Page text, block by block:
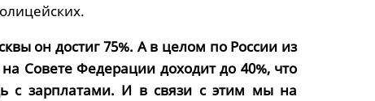
он достиг 75%. А в целом по России из
Совете Федерации доходит до 40%, что
с зарплатами. И в связи с этим мы на